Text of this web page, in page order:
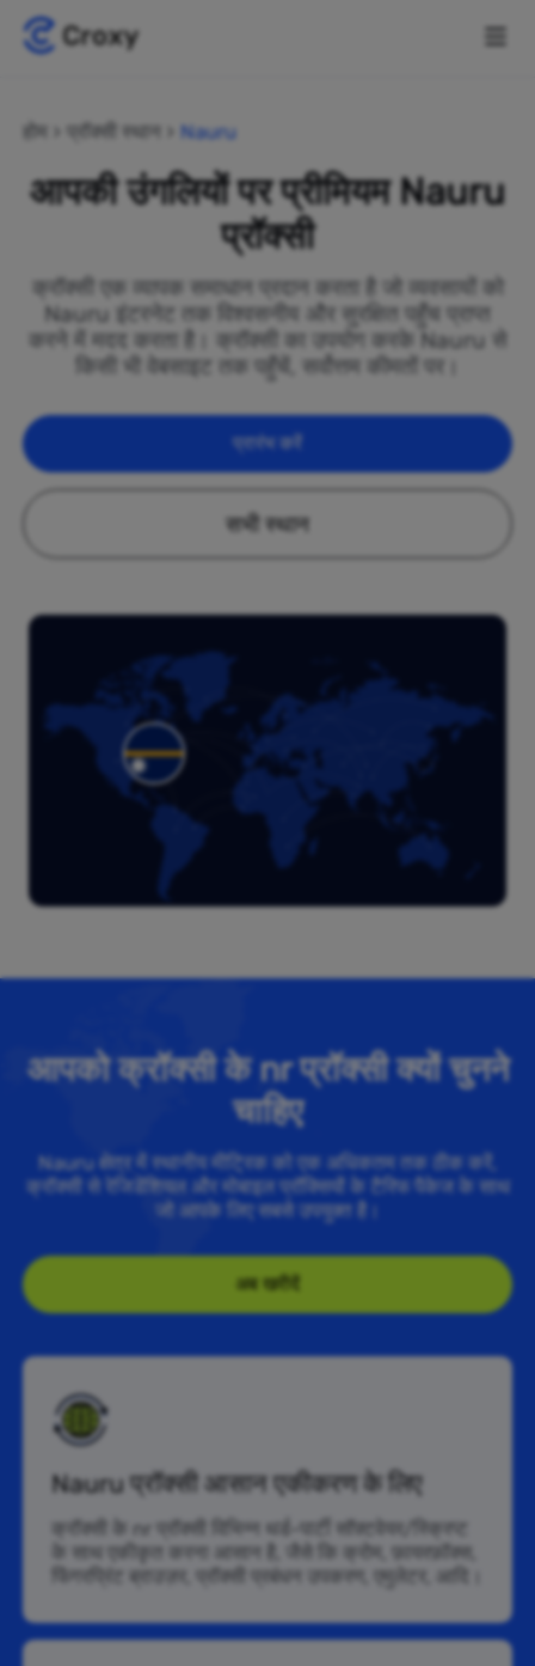
होम प्रॉक्सी स्थान Nauru
आपकी उंगलियों पर प्रीमियम Nauru
प्रॉक्सी
क्रॉक्सी एक व्यापक समाधान प्रदान करता है जो व्यवसायों को
Nauru इंटरनेट तक विश्वसनीय और सुरक्षित पहुँच प्राप्त
करने में मदद करता है। क्रॉक्सी का उपयोग करके Nauru से
किसी भी वेबसाइट तक पहुँचें, सर्वोत्तम कीमतों पर।
प्रारंभ करें
सभी स्थान
आपको क्रॉक्सी के nr प्रॉक्सी क्यों चुनने
चाहिए
Nauru क्षेत्र में स्थानीय मीट्रिक को एक अधिकतम तक ठीक करें,
क्रॉक्सी से रेजिडेंशियल और मोबाइल प्रॉक्सियों के टैरिफ पैकेज के साथ
जो आपके लिए सबसे उपयुक्त है।
अब खरीदें
Nauru प्रॉक्सी आसान एकीकरण के लिए
क्रॉक्सी के nr प्रॉक्सी विभिन्न थर्ड-पार्टी सॉफ़्टवेयर/स्क्रिप्ट
के साथ एकीकृत करना आसान है, जैसे कि क्रोम, फ़ायरफ़ॉक्स,
फिंगरप्रिंट ब्राउज़र, प्रॉक्सी प्रबंधन उपकरण, एमुलेटर, आदि।